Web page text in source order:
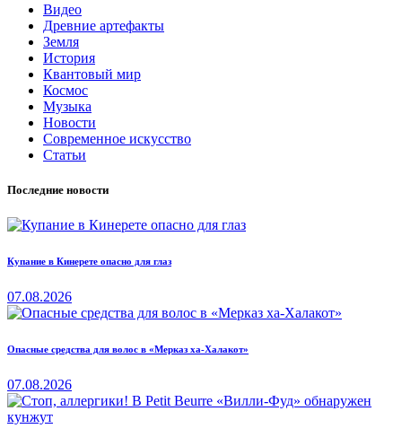
Видео
Древние артефакты
Земля
История
Квантовый мир
Космос
Музыка
Новости
Современное искусство
Статьи
Последние новости
Купание в Кинерете опасно для глаз
07.08.2026
Опасные средства для волос в «Мерказ ха-Халакот»
07.08.2026